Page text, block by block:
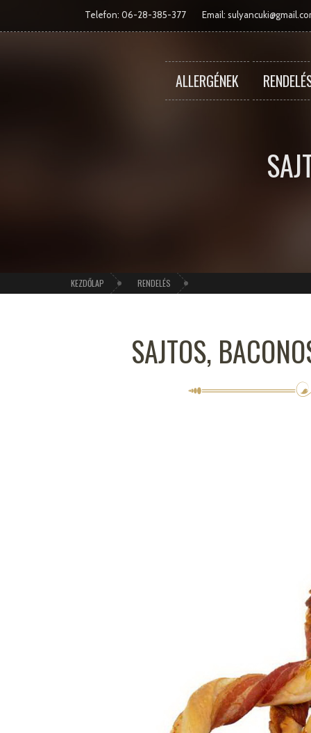
Telefon: 06-28-385-377 Email:
ALLERGÉNEK
KEZDŐLAP RENDELÉS
SAJTOS,